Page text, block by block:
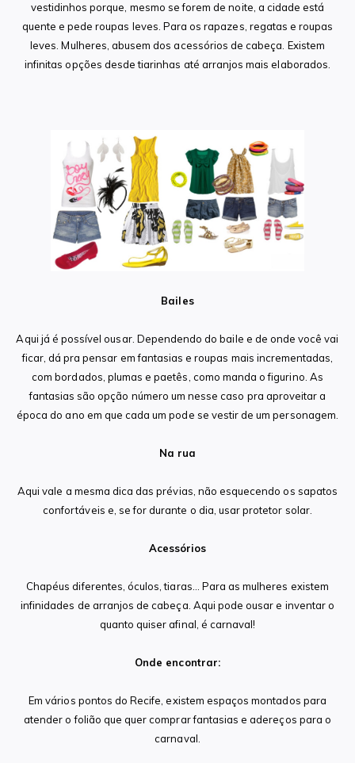
vestidinhos porque, mesmo se forem de noite, a cidade está
quente e pede roupas leves. Para os rapazes, regatas e roupas
leves. Mulheres, abusem dos acessórios de cabeça. Existem
infinitas opções desde tiarinhas até arranjos mais elaborados.
Bailes
Aqui já é possível ousar. Dependendo do baile e de onde você vai
ficar, dá pra pensar em fantasias e roupas mais incrementadas,
com bordados, plumas e paetês, como manda o figurino. As
fantasias são opção número um nesse caso pra aproveitar a
época do ano em que cada um pode se vestir de um personagem.
Na rua
Aqui vale a mesma dica das prévias, não esquecendo os sapatos
confortáveis e, se for durante o dia, usar protetor solar.
Acessórios
Chapéus diferentes, óculos, tiaras… Para as mulheres existem
infinidades de arranjos de cabeça. Aqui pode ousar e inventar o
quanto quiser afinal, é carnaval!
Onde encontrar:
Em vários pontos do Recife, existem espaços montados para
atender o folião que quer comprar fantasias e adereços para o
carnaval.